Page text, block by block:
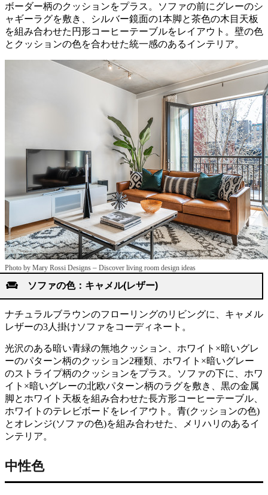
ボーダー柄のクッションをプラス。ソファの前にグレーのシ
ャギーラグを敷き、シルバー鏡面の1本脚と茶色の木目天板
を組み合わせた円形コーヒーテーブルをレイアウト。壁の色
とクッションの色を合わせた統一感のあるインテリア。
Photo by Mary Rossi Designs – Discover living room design ideas
ソファの色：キャメル(レザー)
ナチュラルブラウンのフローリングのリビングに、キャメル
レザーの3人掛けソファをコーディネート。
光沢のある暗い青緑の無地クッション、ホワイト×暗いグレ
ーのパターン柄のクッション2種類、ホワイト×暗いグレー
のストライプ柄のクッションをプラス。ソファの下に、ホワ
イト×暗いグレーの北欧パターン柄のラグを敷き、黒の金属
脚とホワイト天板を組み合わせた長方形コーヒーテーブル、
ホワイトのテレビボードをレイアウト。青(クッションの色)
とオレンジ(ソファの色)を組み合わせた、メリハリのあるイ
ンテリア。
中性色